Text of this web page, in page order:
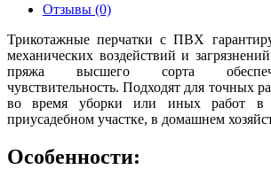
Отзывы (0)
Трикотажные перчатки с ПВХ
механических воздействий и
пряжа высшего сорта
чувствительность. Подходят для точных
во время уборки или иных работ в
приусадебном участке, в домашнем
Особенности: